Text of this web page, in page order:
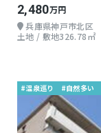
2,480万円
兵庫県神戸市北区
土地 / 敷地326.78㎡
#温泉巡り #自然多い